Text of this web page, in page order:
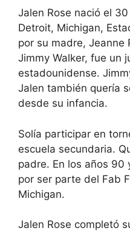
Jalen Rose nació el
Detroit, Michigan,
por su madre, Jeanne
Jimmy Walker, fue un
estadounidense.
Jalen también quería
desde su infancia.
Solía participar en
escuela secundaria.
padre. En los años
por ser parte del Fab
Michigan.
Jalen Rose completó